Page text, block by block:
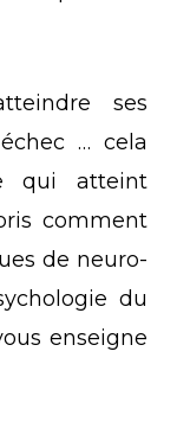
ses
… cela
qui atteint
comment
de neuro-
du
enseigne